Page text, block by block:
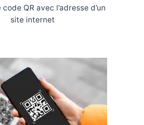
QR avec l’adresse d’un
site internet